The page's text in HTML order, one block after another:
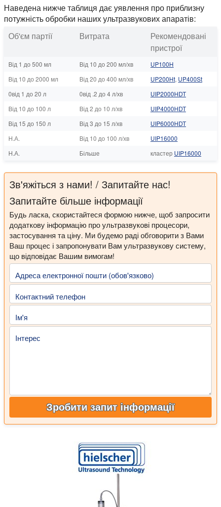
Наведена нижче таблиця дає уявлення про приблизну
потужність обробки наших ультразвукових апаратів:
Об'єм партії
Витрата
Рекомендовані
пристрої
Від 1 до 500 мл Від 10 до 200 мл/хв
UP100H
Від 10 до 2000 мл
Від 20 до 400 мл/хв UP200Ht, UP400St
0від 1 до 20 л
0від .2 до 4 л/хв
UIP2000HDT
Від 10 до 100 л
Від 2 до 10 л/хв
UIP4000HDT
Від 15 до 150 л
Від 3 до 15 л/хв
UIP6000HDT
Н.А.
Від 10 до 100 л/хв
UIP16000
Н.А.
Більше кластер UIP16000
Зв'яжіться з нами! / Запитайте нас!
Запитайте більше інформації
Будь ласка, скористайтеся формою нижче, щоб запросити
додаткову інформацію про ультразвукові процесори,
застосування та ціну. Ми будемо раді обговорити з Вами
Ваш процес і запропонувати Вам ультразвукову систему,
що відповідає Вашим вимогам!
Адреса електронної пошти (обов'язково)
Контактний телефон
Ім'я
Інтерес
Зробити запит інформації